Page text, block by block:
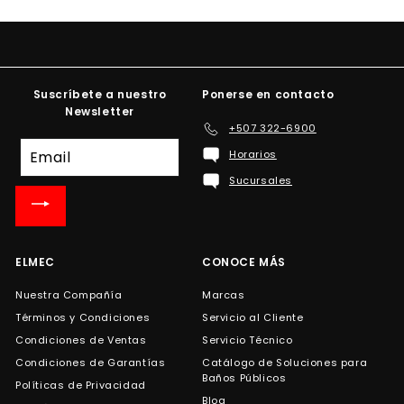
Suscríbete a nuestro
Newsletter
nuestra
lista
Ponerse en contacto
+507 322-6900
Horarios
Sucursales
ELMEC
Nuestra Compañía
Términos y Condiciones
Condiciones de Ventas
Condiciones de Garantías
Políticas de Privacidad
CONOCE MÁS
Marcas
Servicio al Cliente
Servicio Técnico
Catálogo de Soluciones para
Baños Públicos
Blog